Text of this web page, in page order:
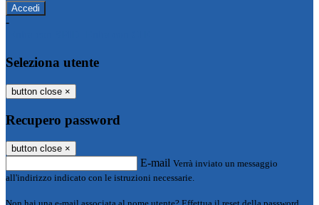
-
Seleziona utente
button close ×
Recupero password
button close ×
E-mail Verrà inviato un messaggio
all'indirizzo indicato con le istruzioni necessarie.